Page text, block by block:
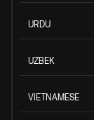
URDU
UZBEK
VIETNAMESE